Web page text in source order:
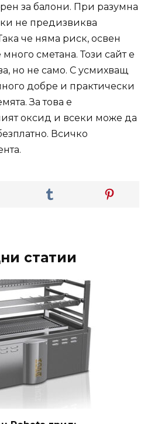
за балони. При разумна
не предизвиква
че няма риск, освен
сметана. Този сайт е
но не само. С усмихващ
добре и практически
За това е
оксид и всеки може да
Всичко
статии